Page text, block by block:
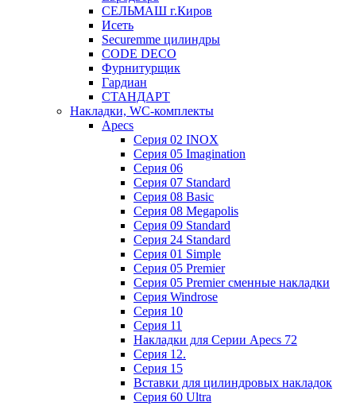
СЕЛЬМАШ г.Киров
Исеть
Securemme цилиндры
CODE DECO
Фурнитурщик
Гардиан
СТАНДАРТ
Накладки, WC-комплекты
Apecs
Cерия 02 INOX
Cерия 05 Imagination
Cерия 06
Cерия 07 Standard
Cерия 08 Basic
Cерия 08 Megapolis
Cерия 09 Standard
Cерия 24 Standard
Серия 01 Simple
Серия 05 Premier
Серия 05 Premier сменные накладки
Cерия Windrose
Серия 10
Серия 11
Накладки для Серии Apecs 72
Серия 12.
Серия 15
Вставки для цилиндровых накладок
Серия 60 Ultra